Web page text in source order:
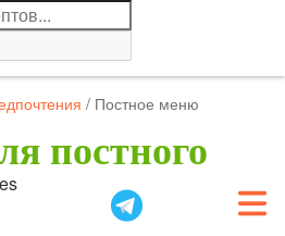
/ Постное меню
постного